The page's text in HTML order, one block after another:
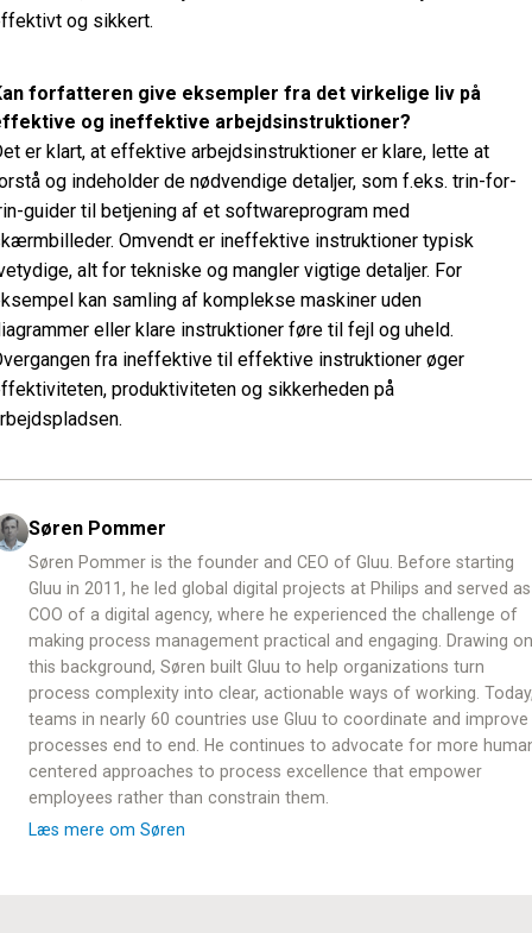
og sikkert.
forfatteren give eksempler fra det virkelige liv på
og ineffektive arbejdsinstruktioner?
er klart, at effektive arbejdsinstruktioner er klare, lette at
og indeholder de nødvendige detaljer, som f.eks. trin-for-
guider til betjening af et softwareprogram med
Omvendt er ineffektive instruktioner typisk
alt for tekniske og mangler vigtige detaljer. For
kan samling af komplekse maskiner uden
eller klare instruktioner føre til fejl og uheld.
fra ineffektive til effektive instruktioner øger
produktiviteten og sikkerheden på
Søren Pommer
Søren Pommer is the founder and CEO of Gluu. Before starting
Gluu in 2011, he led global digital projects at Philips and served as
COO of a digital agency, where he experienced the challenge of
making process management practical and engaging. Drawing on
this background, Søren built Gluu to help organizations turn
process complexity into clear, actionable ways of working.
teams in nearly 60 countries use Gluu to coordinate and improve
processes end to end. He continues to advocate for more
centered approaches to process excellence that empower
employees rather than constrain them.
Læs mere om Søren